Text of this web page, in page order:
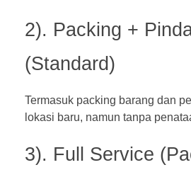
2). Packing +
(Standard)
Termasuk packing barang dan
lokasi baru, namun tanpa
3). Full Service